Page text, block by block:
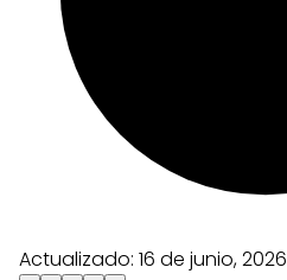
Actualizado: 16 de junio, 2026